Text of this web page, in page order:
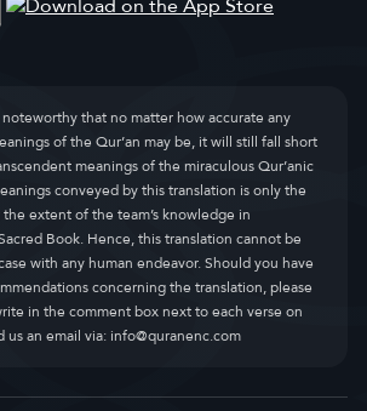
noteworthy that no matter how accurate any
of the Qur’an may be, it will still fall short
meanings of the miraculous Qur’anic
conveyed by this translation is only the
extent of the team’s knowledge in
Book. Hence, this translation cannot be
with any human endeavor. Should you have
concerning the translation, please
in the comment box next to each verse on
an email via:info@quranenc.com